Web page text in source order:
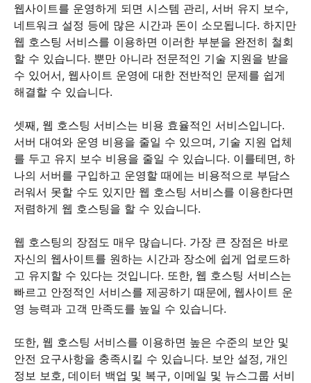
웹사이트를 운영하게 되면 시스템 관리, 서버 유지 보수,
네트워크 설정 등에 많은 시간과 돈이 소모됩니다. 하지만
웹 호스팅 서비스를 이용하면 이러한 부분을 완전히 철회
할 수 있습니다. 뿐만 아니라 전문적인 기술 지원을 받을
수 있어서, 웹사이트 운영에 대한 전반적인 문제를 쉽게
해결할 수 있습니다.
셋째, 웹 호스팅 서비스는 비용 효율적인 서비스입니다.
서버 대여와 운영 비용을 줄일 수 있으며, 기술 지원 업체
를 두고 유지 보수 비용을 줄일 수 있습니다. 이를테면, 하
나의 서버를 구입하고 운영할 때에는 비용적으로 부담스
러워서 못할 수도 있지만 웹 호스팅 서비스를 이용한다면
저렴하게 웹 호스팅을 할 수 있습니다.
웹 호스팅의 장점도 매우 많습니다. 가장 큰 장점은 바로
자신의 웹사이트를 원하는 시간과 장소에 쉽게 업로드하
고 유지할 수 있다는 것입니다. 또한, 웹 호스팅 서비스는
빠르고 안정적인 서비스를 제공하기 때문에, 웹사이트 운
영 능력과 고객 만족도를 높일 수 있습니다.
또한, 웹 호스팅 서비스를 이용하면 높은 수준의 보안 및
안전 요구사항을 충족시킬 수 있습니다. 보안 설정, 개인
정보 보호, 데이터 백업 및 복구, 이메일 및 뉴스그룹 서비